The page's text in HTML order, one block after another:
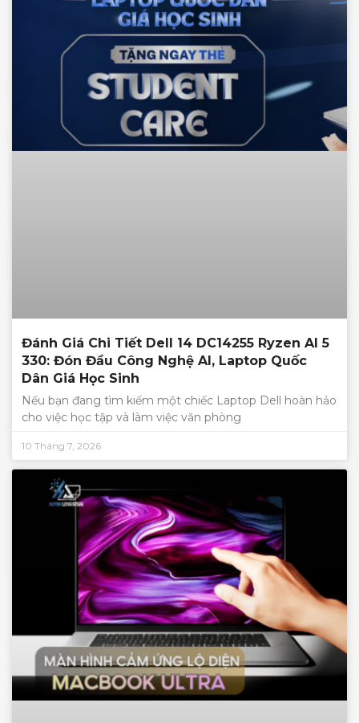
Đánh Giá Chi Tiết Dell 14 DC14255 Ryzen AI 5
330: Đón Đầu Công Nghệ AI, Laptop Quốc
Dân Giá Học Sinh
Nếu bạn đang tìm kiếm một chiếc Laptop Dell hoàn hảo
cho việc học tập và làm việc văn phòng
10 Tháng 7, 2026